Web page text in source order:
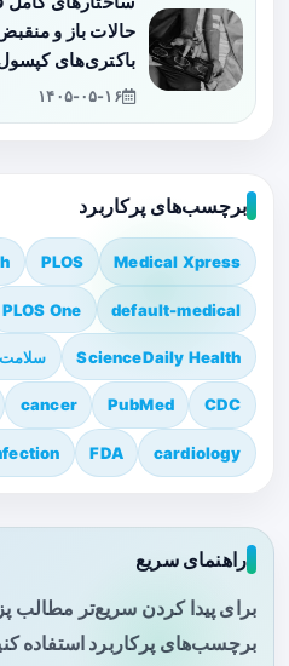
حالات باز و
باکتری‌های
۱۴۰۵-۰۵-۱۶
برچسب‌های پرکاربرد
Medical Xpress
PLOS
default-medical
PLOS One
ScienceDaily Health
CDC
PubMed
cancer
cardiology
FDA
راهنمای سریع
برای پیدا کردن سریع‌تر مطالب
برچسب‌های پرکاربرد استفاده